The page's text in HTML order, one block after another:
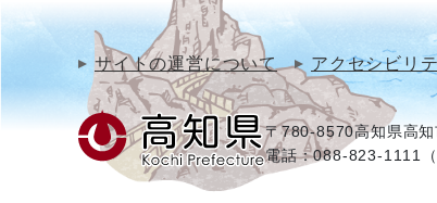
サイトの運営について アクセシビリ
〒780-8570高知県高
電話：088-823-1111